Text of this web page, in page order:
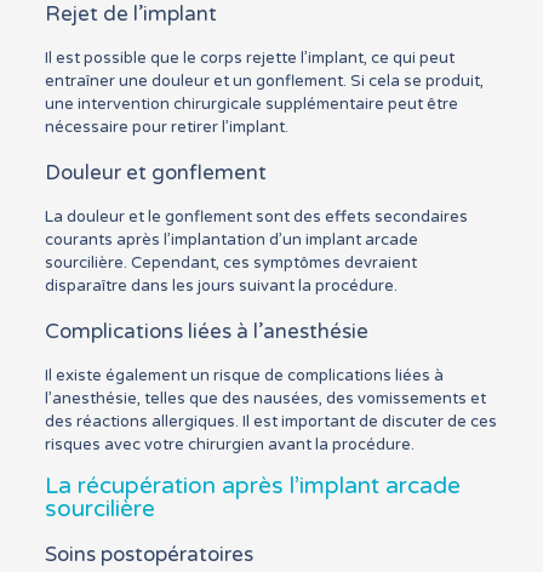
Rejet de l’implant
Il est possible que le corps rejette l’implant, ce qui peut
entraîner une douleur et un gonflement. Si cela se produit,
une intervention chirurgicale supplémentaire peut être
nécessaire pour retirer l’implant.
Douleur et gonflement
La douleur et le gonflement sont des effets secondaires
courants après l’implantation d’un implant arcade
sourcilière. Cependant, ces symptômes devraient
disparaître dans les jours suivant la procédure.
Complications liées à l’anesthésie
Il existe également un risque de complications liées à
l’anesthésie, telles que des nausées, des vomissements et
des réactions allergiques. Il est important de discuter de ces
risques avec votre chirurgien avant la procédure.
La récupération après l’implant arcade
sourcilière
Soins postopératoires